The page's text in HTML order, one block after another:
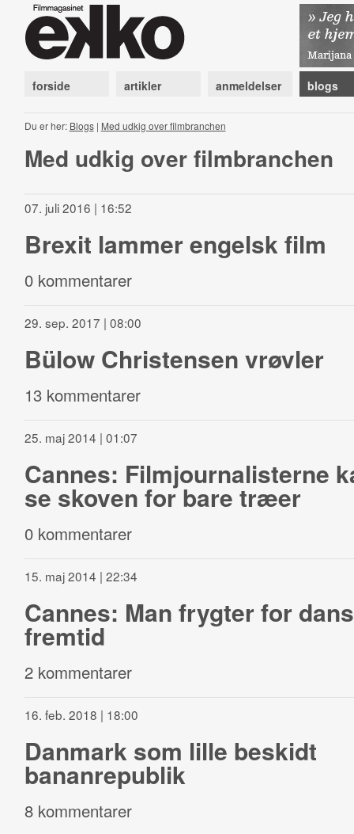
forside artikler anmeldelser blogs
Du er her: Blogs| Med udkig over filmbranchen
Med udkig over filmbranchen
07. juli 2016 | 16:52
Brexit lammer engelsk film
0 kommentarer
29. sep. 2017 | 08:00
Bülow Christensen vrøvler
13 kommentarer
25. maj 2014 | 01:07
Cannes: Filmjournalisterne
se skoven for bare træer
0 kommentarer
15. maj 2014 | 22:34
Cannes: Man frygter for
fremtid
2 kommentarer
16. feb. 2018 | 18:00
Danmark som lille beskidt
bananrepublik
8 kommentarer